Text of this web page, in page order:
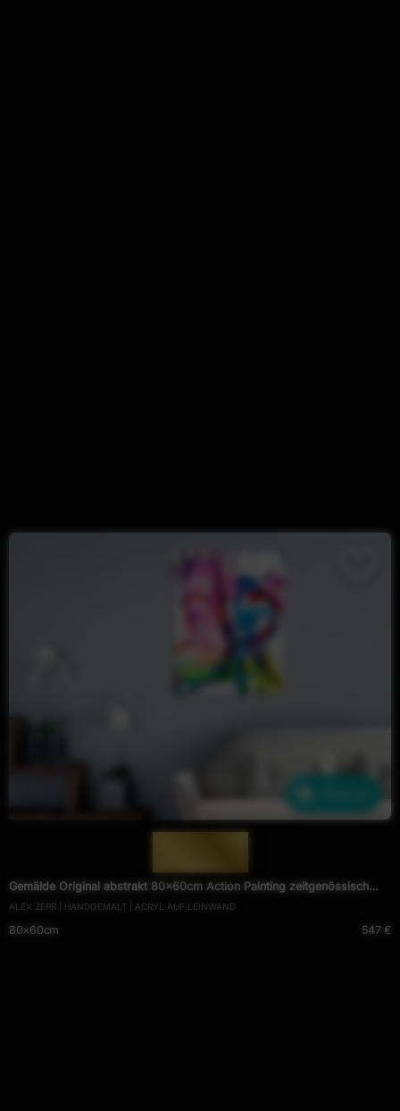
Gemälde Original abstrakt 80x60cm Action Painting zeitgenössisch
handgefertigt Splash Art weiß rosa pink hochwertig
ALEX ZERR | HANDGEMALT | ACRYL AUF LEINWAND
80×60cm 547 €